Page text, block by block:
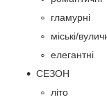
гламурні
міські/
елегантні
СЕЗОН
літо